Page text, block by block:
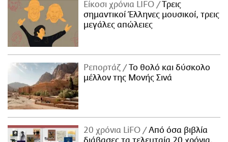
Είκοσι χρόνια LIFO
Tρεις
σημαντικοί Έλληνες μουσικοί, τρεις
μεγάλες απώλειες
Ρεπορτάζ
Το θολό και δύσκολο
μέλλον της Μονής Σινά
20 χρόνια LiFO
Από όσα βιβλία